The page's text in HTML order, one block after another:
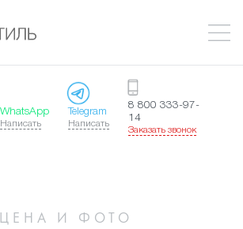
WhatsApp
Написать
Telegram
Написать
8 800 333-97-
14
Заказать звонок
ЦЕНА И ФОТО